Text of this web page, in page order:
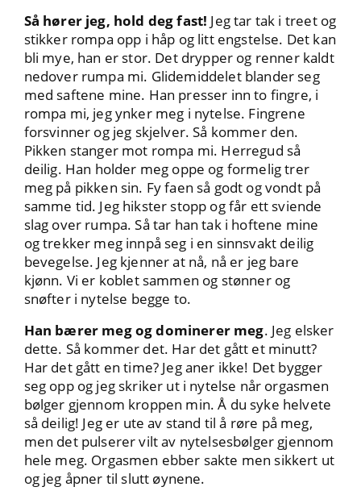
Så hører jeg, hold deg fast! Jeg tar tak i treet og
stikker rompa opp i håp og litt engstelse. Det kan
bli mye, han er stor. Det drypper og renner kaldt
nedover rumpa mi. Glidemiddelet blander seg
med saftene mine. Han presser inn to fingre, i
rompa mi, jeg ynker meg i nytelse. Fingrene
forsvinner og jeg skjelver. Så kommer den.
Pikken stanger mot rompa mi. Herregud så
deilig. Han holder meg oppe og formelig trer
meg på pikken sin. Fy faen så godt og vondt på
samme tid. Jeg hikster stopp og får ett sviende
slag over rumpa. Så tar han tak i hoftene mine
og trekker meg innpå seg i en sinnsvakt deilig
bevegelse. Jeg kjenner at nå, nå er jeg bare
kjønn. Vi er koblet sammen og stønner og
snøfter i nytelse begge to.
Han bærer meg og dominerer meg. Jeg elsker
dette. Så kommer det. Har det gått et minutt?
Har det gått en time? Jeg aner ikke! Det bygger
seg opp og jeg skriker ut i nytelse når orgasmen
bølger gjennom kroppen min. Å du syke helvete
så deilig! Jeg er ute av stand til å røre på meg,
men det pulserer vilt av nytelsesbølger gjennom
hele meg. Orgasmen ebber sakte men sikkert ut
og jeg åpner til slutt øynene.